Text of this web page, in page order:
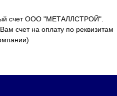
счет ООО "МЕТАЛЛСТРОЙ".
счет на оплату по реквизитам